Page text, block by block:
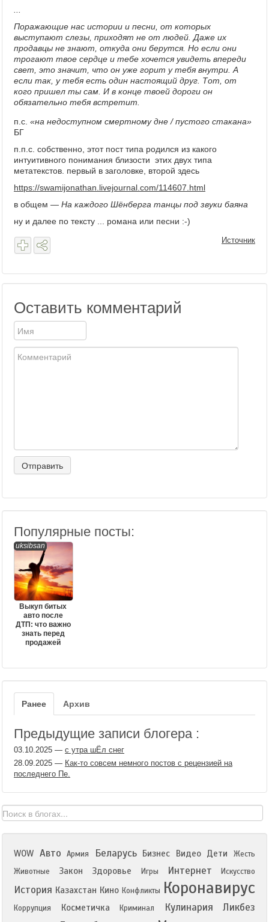
Поражающие нас истории и песни, от которых
выступают слезы, приходят не от людей. Даже их
продавцы не знают, откуда они берутся. Но если они
трогают твое сердце и тебе хочется увидеть впереди
свет, это значит, что он уже горит у тебя внутри. А
если так, у тебя есть один настоящий друг. Тот, от
кого пришел ты сам. И в конце твоей дороги он
обязательно тебя встретит.
п.с. «на недоступном смертному дне / пустого стакана»
БГ
п.п.с. собственно, этот пост типа родился из какого
интуитивного понимания близости этих двух типа
метатекстов. первый в заголовке, второй здесь
https://swamijonathan.livejournal.com/114607.html
в общем — На каждого Шёнберга танцы под звуки баяна
ну и далее по тексту ... романа или песни :-)
Источник
Оставить комментарий
Популярные посты:
uksibsan
Выкуп битых
авто после
ДТП: что важно
знать перед
продажей
Ранее Архив
Предыдущие записи блогера :
03.10.2025 — с утра шЁл снег
28.09.2025 — Как-то совсем немного постов с рецензией на
последнего Пе.
WOW Авто Армия Беларусь Бизнес Видео Дети
Жесть
Животные
Закон Здоровье Игры Интернет Искусство
История Казахстан Кино Конфликты Коронавирус
Коррупция Косметичка Криминал Кулинария Ликбез